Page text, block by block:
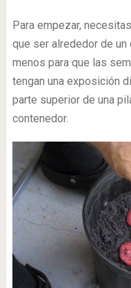
Para empezar,
que ser alrededor de
menos para que las
tengan una exposición
parte superior de una
contenedor.